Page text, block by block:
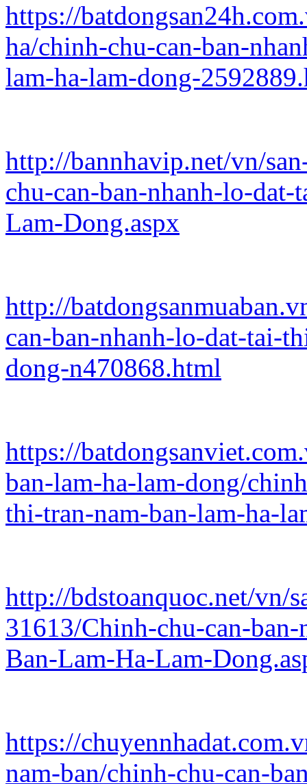
https://
ha/chinh-chu-can-ban-
lam-ha-lam-dong-
http://bannhavip.net/vn/
chu-can-ban-nhanh-lo-
Lam-Dong.aspx
http://
can-ban-nhanh-lo-dat-tai-
dong-n470868.html
https://
ban-lam-ha-lam-dong/
thi-tran-nam-ban-lam-ha-
http://bdstoanquoc.net/vn/
31613/Chinh-chu-can-
Ban-Lam-Ha-Lam-
https://
nam-ban/chinh-chu-can-